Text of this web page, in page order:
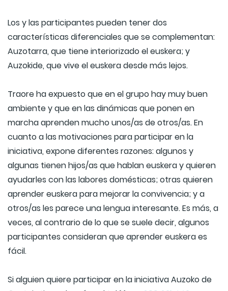
Los y las participantes pueden tener dos
características diferenciales que se complementan:
Auzotarra, que tiene interiorizado el euskera; y
Auzokide, que vive el euskera desde más lejos.
Traore ha expuesto que en el grupo hay muy buen
ambiente y que en las dinámicas que ponen en
marcha aprenden mucho unos/as de otros/as. En
cuanto a las motivaciones para participar en la
iniciativa, expone diferentes razones: algunos y
algunas tienen hijos/as que hablan euskera y quieren
ayudarles con las labores domésticas; otras quieren
aprender euskera para mejorar la convivencia; y a
otros/as les parece una lengua interesante. Es más, a
veces, al contrario de lo que se suele decir, algunos
participantes consideran que aprender euskera es
fácil.
Si alguien quiere participar en la iniciativa Auzoko de